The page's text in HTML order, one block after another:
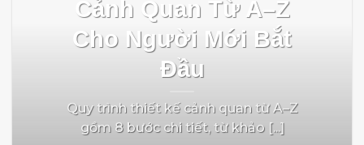
Cảnh Quan Từ A–Z
Cho Người Mới Bắt
Đầu
Quy trình thiết kế cảnh quan từ A–Z
gồm 8 bước chi tiết, từ khảo [...]